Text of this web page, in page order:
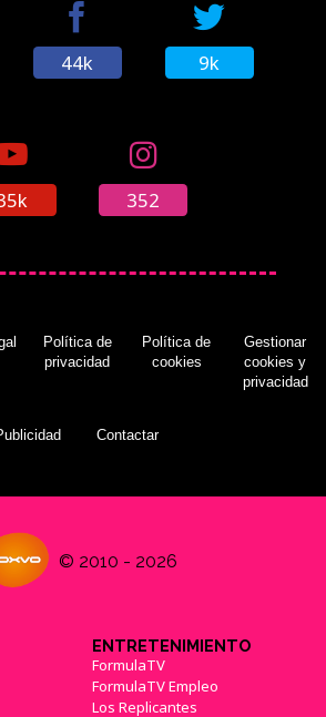
44k 9k
352
Política de
privacidad
Política de
cookies
Gestionar
cookies y
privacidad
Contactar
© 2010 - 2026
ENTRETENIMIENTO
FormulaTV
FormulaTV Empleo
Los Replicantes